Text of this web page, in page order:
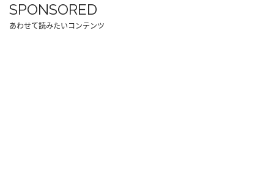
SPONSORED
あわせて読みたいコンテンツ